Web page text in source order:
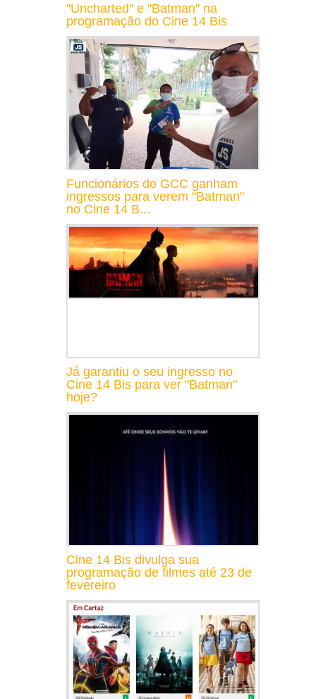
"Uncharted" e "Batman" na
programação do Cine 14 Bis
Funcionários do GCC ganham
ingressos para verem "Batman"
no Cine 14 B...
Já garantiu o seu ingresso no
Cine 14 Bis para ver "Batman"
hoje?
Cine 14 Bis divulga sua
programação de filmes até 23 de
fevereiro